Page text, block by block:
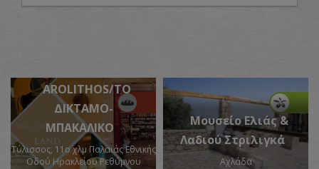
AROLITHOS/ΤΟ
ΔΙΚΤΑΜΟ-
ΜΠΑΚΑΛΙΚΟ
Τύλισσος, 11ο χλμ Παλαιάς Εθνικής
Οδού Ηρακλείου Ρεθύμνου
Μουσείο Ελιάς &
Λαδιού Στριλιγκά
Αχλάδα